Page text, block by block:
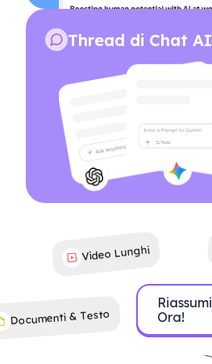
Thread di Chat AI
Video Lunghi
Documenti & Testo
Riassumi
Ora!